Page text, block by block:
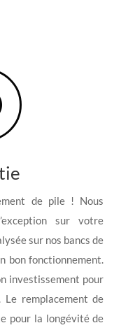
de pile ! Nous
sur votre
sur nos bancs de
bon fonctionnement.
investissement pour
remplacement de
pour la longévité de